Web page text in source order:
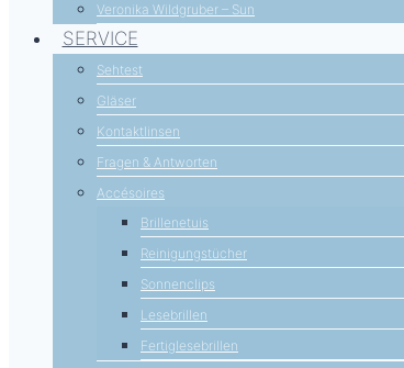
Veronika Wildgruber – Sun
SERVICE
Sehtest
Gläser
Kontaktlinsen
Fragen & Antworten
Accésoires
Brillenetuis
Reinigungstücher
Sonnenclips
Lesebrillen
Fertiglesebrillen